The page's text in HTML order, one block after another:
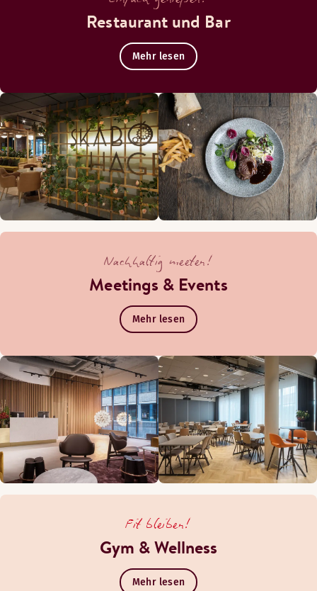
Restaurant und Bar
Mehr lesen
Nachhaltig meeten!
Meetings & Events
Mehr lesen
Fit bleiben!
Gym & Wellness
Mehr lesen